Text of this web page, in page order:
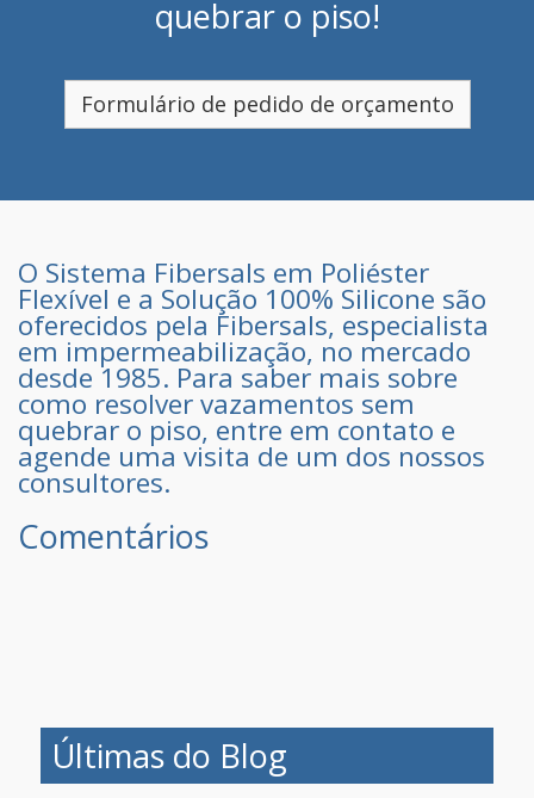
quebrar o piso!
Formulário de pedido de orçamento
O Sistema Fibersals em Poliéster
Flexível e a Solução 100% Silicone são
oferecidos pela Fibersals, especialista
em impermeabilização, no mercado
desde 1985. Para saber mais sobre
como resolver vazamentos sem
quebrar o piso, entre em contato e
agende uma visita de um dos nossos
consultores.
Comentários
Últimas do Blog